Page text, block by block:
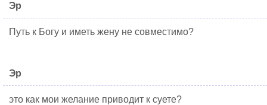
Эр
Путь к Богу и иметь жену не совместимо?
Эр
это как мои желание приводит к суете?